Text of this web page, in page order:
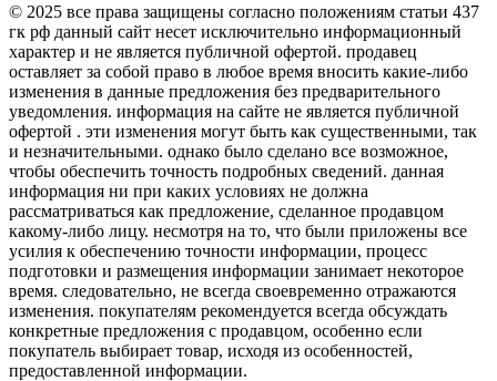
© 2025 все права защищены согласно положениям статьи 437
гк рф данный сайт несет исключительно информационный
характер и не является публичной офертой. продавец
оставляет за собой право в любое время вносить какие-либо
изменения в данные предложения без предварительного
уведомления. информация на сайте не является публичной
офертой . эти изменения могут быть как существенными, так
и незначительными. однако было сделано все возможное,
чтобы обеспечить точность подробных сведений. данная
информация ни при каких условиях не должна
рассматриваться как предложение, сделанное продавцом
какому-либо лицу. несмотря на то, что были приложены все
усилия к обеспечению точности информации, процесс
подготовки и размещения информации занимает некоторое
время. следовательно, не всегда своевременно отражаются
изменения. покупателям рекомендуется всегда обсуждать
конкретные предложения с продавцом, особенно если
покупатель выбирает товар, исходя из особенностей,
предоставленной информации.